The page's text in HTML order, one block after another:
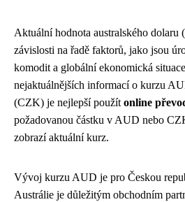
Aktuální hodnota australského dolaru
závislosti na řadě faktorů, jako jsou
komodit a globální ekonomická
nejaktuálnějších informací o kurzu
(CZK) je nejlepší použít online
požadovanou částku v AUD nebo
zobrazí aktuální kurz.
Vývoj kurzu AUD je pro Českou
Austrálie je důležitým obchodním